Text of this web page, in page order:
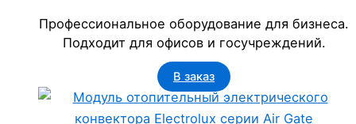
Профессиональное оборудование для бизнеса.
Подходит для офисов и госучреждений.
В заказ